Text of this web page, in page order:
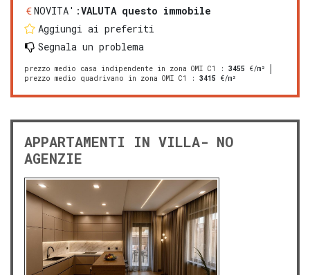
NOVITA':VALUTA questo immobile
Aggiungi ai preferiti
Segnala un problema
prezzo medio casa indipendente in zona OMI C1 : 3455 €/m²
prezzo medio quadrivano in zona OMI C1
: 3415 €/m²
APPARTAMENTI IN VILLA- NO
AGENZIE